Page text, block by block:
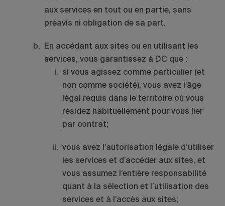
aux services en tout ou en partie, sans
préavis ni obligation de sa part.
En accédant aux sites ou en utilisant les
services, vous garantissez à DC que :
si vous agissez comme particulier (et
non comme société), vous avez l’âge
légal requis dans le territoire où vous
résidez habituellement pour vous lier
par contrat;
vous avez l’autorisation légale d’utiliser
les services et d’accéder aux sites, et
vous assumez l’entière responsabilité
quant à la sélection et l’utilisation des
services et à l’accès aux sites;